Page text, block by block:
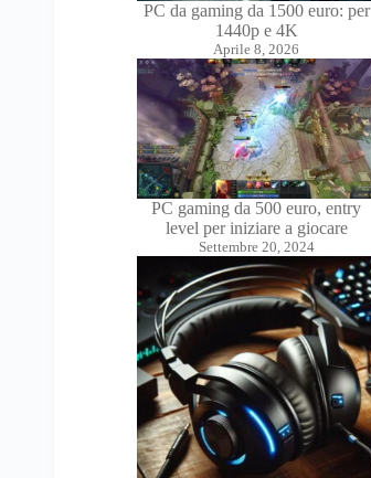
PC da gaming da 1500 euro: per
1440p e 4K
Aprile 8, 2026
PC gaming da 500 euro, entry
level per iniziare a giocare
Settembre 20, 2024